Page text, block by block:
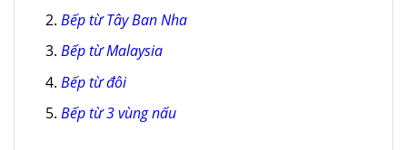
Bếp từ Tây Ban Nha
Bếp từ Malaysia
Bếp từ đôi
Bếp từ 3 vùng nấu